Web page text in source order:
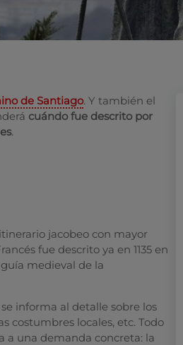
de Santiago. Y también el
cuándo fue descrito por
.
jacobeo con mayor
fue descrito ya en 1135 en
medieval de la
informa al detalle sobre los
costumbres locales, etc. Todo
a una demanda concreta: la